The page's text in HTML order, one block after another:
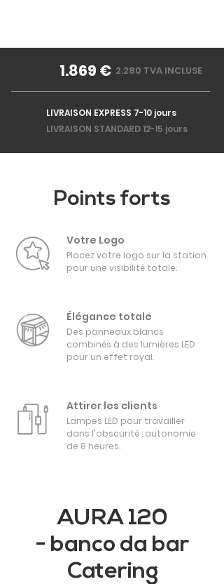
1.869 € 2.280 TVA INCLUSE
LIVRAISON EXPRESS 7-10 jours
LIVRAISON STANDARD 12-15 jours
Points forts
Votre Logo
Placez votre logo sur la station
pour une visibilité totale.
Élégance totale
Des panneaux blancs
combinés à des lumières LED
pour un effet royal.
Attirer les clients
Lampes LED pour travailler
dans l'obscurité : autonomie
de 8 heures.
AURA 120
- banco da bar
Catering